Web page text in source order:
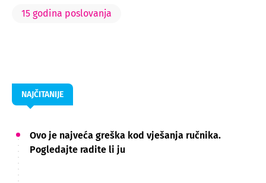
15 godina poslovanja
NAJČITANIJE
Ovo je najveća greška kod vješanja ručnika.
Pogledajte radite li ju